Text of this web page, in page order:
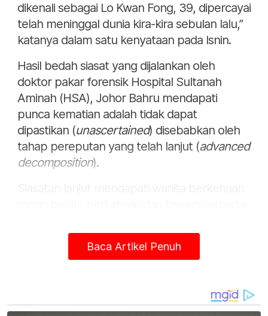
dikenali sebagai Lo Kwan Fong, 39, dipercayai
telah meninggal dunia kira-kira sebulan lalu,”
katanya dalam satu kenyataan pada Isnin.
Hasil bedah siasat yang dijalankan oleh
doktor pakar forensik Hospital Sultanah
Aminah (HSA), Johor Bahru mendapati
punca kematian adalah tidak dapat
dipastikan (unascertained) disebabkan oleh
tahap pereputan yang telah lanjut (advanced
decomposition).
Ungku Tun Aminah, Johor Bahru.
Kes diklasifikasikan sebagai mati mengejut
kematian.
Baca Artikel Penuh